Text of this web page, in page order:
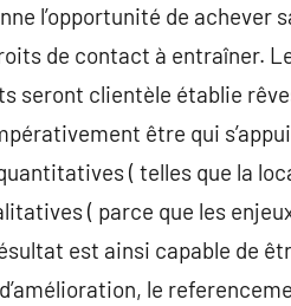
l’opportunité de achever
de contact à entraîner.
seront clientèle établie
être qui
( telles que la
( parce que les
est ainsi capable de
le